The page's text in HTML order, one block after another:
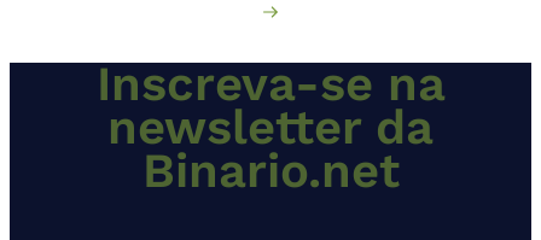
Inscreva-se na
newsletter da
Binario.net